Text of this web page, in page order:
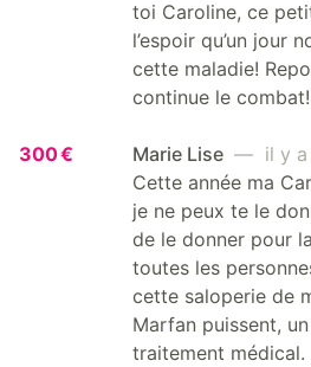
toi Caroline, ce
l’espoir qu’un jour
cette maladie!
continue le combat!
300 € Marie Lise — il y a
Cette année ma
je ne peux te le
de le donner pour
toutes les
cette saloperie de
Marfan puissent,
traitement